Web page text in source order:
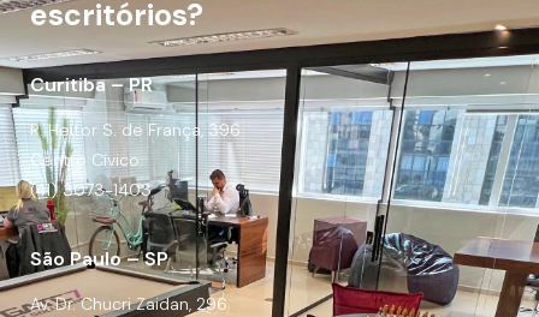
escritórios?
Curitiba – PR
R. Heitor S. de França, 396
Centro Cívico.
(41) 3073-1403
São Paulo – SP
Av. Dr. Chucri Zaidan, 296